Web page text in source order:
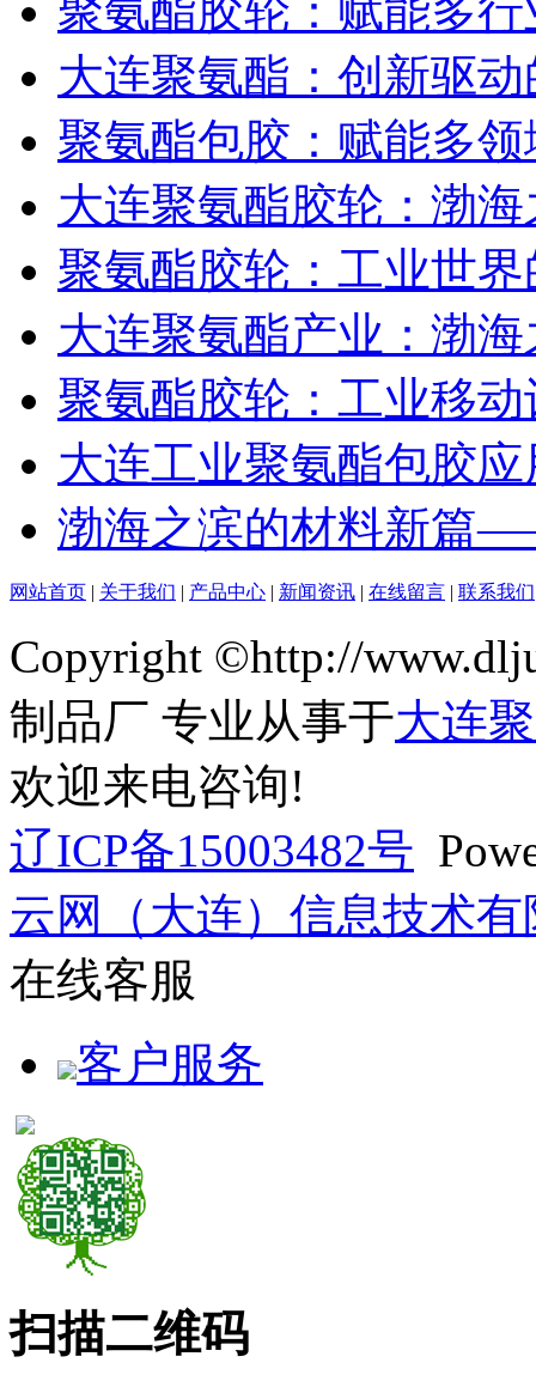
聚氨酯胶轮：赋能多
大连聚氨酯：创新驱
聚氨酯包胶：赋能多
大连聚氨酯胶轮：渤
聚氨酯胶轮：工业世界
大连聚氨酯产业：渤
聚氨酯胶轮：工业移
大连工业聚氨酯包胶
渤海之滨的材料新篇
网站首页 | 关于我们 | 产品中心 | 新闻资讯 | 在线留言 | 联系我们
Copyright ©http://
制品厂 专业从事于大连
欢迎来电咨询!
辽ICP备15003482号
云网（大连）信息技术有
在线客服
客户服务
扫描二维码